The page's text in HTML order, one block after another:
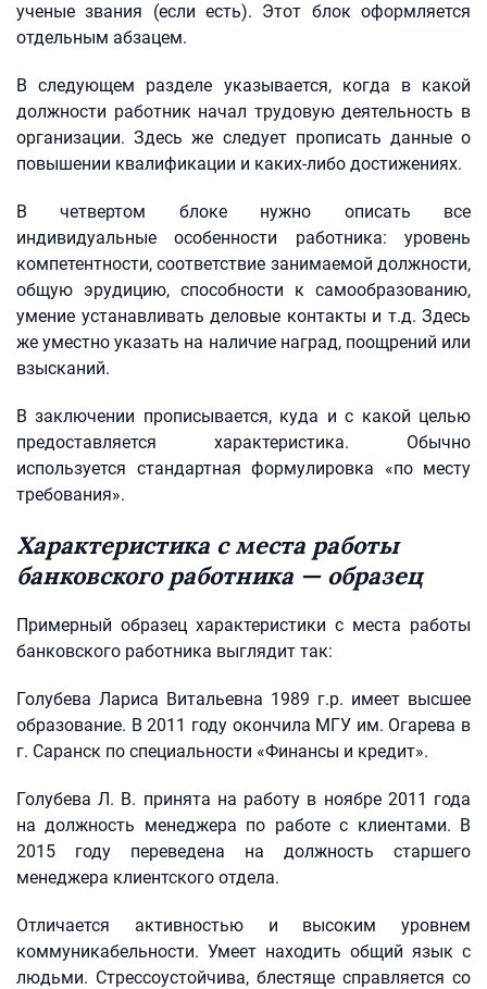
ученые звания (если есть). Этот блок оформляется
отдельным абзацем.
В следующем разделе указывается, когда в какой
должности работник начал трудовую деятельность в
организации. Здесь же следует прописать данные о
повышении квалификации и каких-либо достижениях.
В четвертом блоке нужно описать все
индивидуальные особенности работника: уровень
компетентности, соответствие занимаемой должности,
общую эрудицию, способности к самообразованию,
умение устанавливать деловые контакты и т.д. Здесь
же уместно указать на наличие наград, поощрений или
взысканий.
В заключении прописывается, куда и с какой целью
предоставляется характеристика. Обычно
используется стандартная формулировка «по месту
требования».
Характеристика с места работы
банковского работника — образец
Примерный образец характеристики с места работы
банковского работника выглядит так:
Голубева Лариса Витальевна 1989 г.р. имеет высшее
образование. В 2011 году окончила МГУ им. Огарева в
г. Саранск по специальности «Финансы и кредит».
Голубева Л. В. принята на работу в ноябре 2011 года
на должность менеджера по работе с клиентами. В
2015 году переведена на должность старшего
менеджера клиентского отдела.
Отличается активностью и высоким уровнем
коммуникабельности. Умеет находить общий язык с
людьми. Стрессоустойчива, блестяще справляется со